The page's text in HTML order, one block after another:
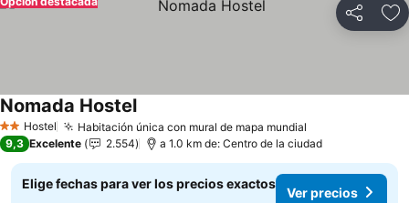
Compartir
2 Estrellas
Hostel Habitación única con mural de mapa mundial
Nomada HostelVer precios
9,3 Excelente 2.554 a 1.0 km de: Centro de la ciudad
Elige fechas para ver los precios exactos
Ver precios